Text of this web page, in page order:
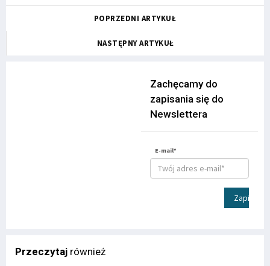
POPRZEDNI ARTYKUŁ
NASTĘPNY ARTYKUŁ
Zachęcamy do
zapisania się do
Newslettera
E-mail*
Zapisz
Przeczytaj również